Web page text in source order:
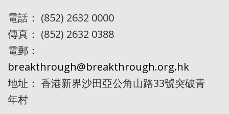
電話： (852) 2632 0000
傳真： (852) 2632 0388
電郵：
breakthrough@breakthrough.org.hk
地址： 香港新界沙田亞公角山路33號突破青
年村